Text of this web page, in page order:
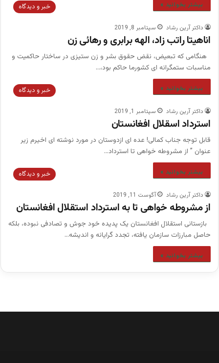
بیشتر بخوانید » خبر و دیدگاه
داکتر آرین رشاد سپتامبر 8, 2019
اناهیتا راتب زاد، الهه برابری و رهائی زن
هنگامی که تبعیض، نقض حقوق بشر و زن ستیزی در ساختار حاکمیت و
مناسبات ستمگرانه ای کشورما حاکم بود،…
بیشتر بخوانید » خبر و دیدگاه
داکتر آرین رشاد سپتامبر 1, 2019
استرداد اسقلال افغانستان
قابل توجه جناب کمالی! عده ای ازدوستان در مورد نوشته ای اخیرم زیر
عنوان ” از مشروطه خواهی تا استرداد…
بیشتر بخوانید » خبر و دیدگاه
داکتر آرین رشاد آگوست 11, 2019
از مشروطه خواهی تا به استرداد استقلال افغانستان
بازستانی استقلال افغانستان یک پدیده خود جوش و تصادفی نبوده، بلکه
حاصل مبارزات سازمان یافته، تجدد گرایانه و اندیشه…
بیشتر بخوانید »